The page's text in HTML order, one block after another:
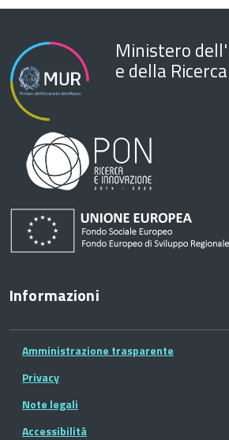
Ministero
e della Ricerca
Informazioni
Amministrazione trasparente
Privacy
Note legali
Accessibilità